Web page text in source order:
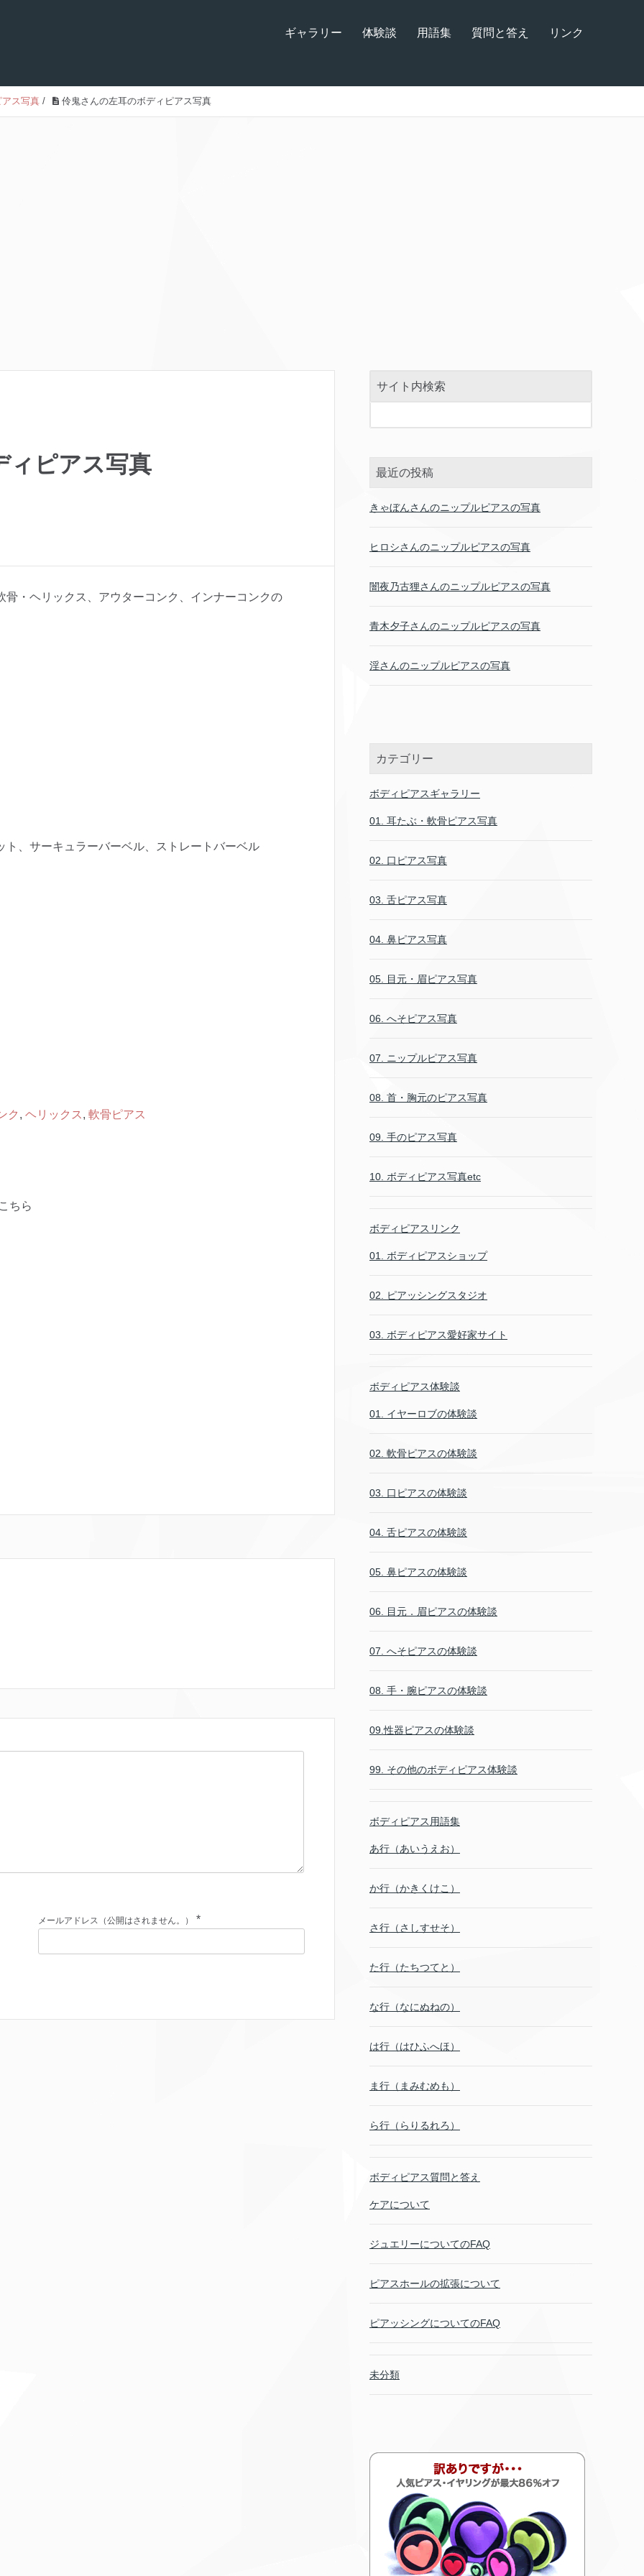
ギャラリー 体験談 用語集 質問と答え リンク
ス写真 / 伶鬼さんの左耳のボディピアス写真
ィピアス写真
・ヘリックス、アウターコンク、インナーコンクの
、サーキュラーバーベル、ストレートバーベル
ク , ヘリックス , 軟骨ピアス
ちら
メールアドレス（公開はされません。） *
サイト内検索
最近の投稿
きゃぼんさんのニップルピアスの写真
ヒロシさんのニップルピアスの写真
闇夜乃古狸さんのニップルピアスの写真
青木夕子さんのニップルピアスの写真
淫さんのニップルピアスの写真
カテゴリー
ボディピアスギャラリー
01. 耳たぶ・軟骨ピアス写真
02. 口ピアス写真
03. 舌ピアス写真
04. 鼻ピアス写真
05. 目元・眉ピアス写真
06. へそピアス写真
07. ニップルピアス写真
08. 首・胸元のピアス写真
09. 手のピアス写真
10. ボディピアス写真etc
ボディピアスリンク
01. ボディピアスショップ
02. ピアッシングスタジオ
03. ボディピアス愛好家サイト
ボディピアス体験談
01. イヤーロブの体験談
02. 軟骨ピアスの体験談
03. 口ピアスの体験談
04. 舌ピアスの体験談
05. 鼻ピアスの体験談
06. 目元．眉ピアスの体験談
07. へそピアスの体験談
08. 手・腕ピアスの体験談
09.性器ピアスの体験談
99. その他のボディピアス体験談
ボディピアス用語集
あ行（あいうえお）
か行（かきくけこ）
さ行（さしすせそ）
た行（たちつてと）
な行（なにぬねの）
は行（はひふへほ）
ま行（まみむめも）
ら行（らりるれろ）
ボディピアス質問と答え
ケアについて
ジュエリーについてのFAQ
ピアスホールの拡張について
ピアッシングについてのFAQ
未分類